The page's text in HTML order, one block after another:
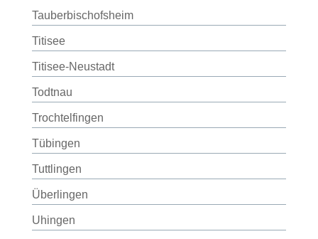
Tauberbischofsheim
Titisee
Titisee-Neustadt
Todtnau
Trochtelfingen
Tübingen
Tuttlingen
Überlingen
Uhingen